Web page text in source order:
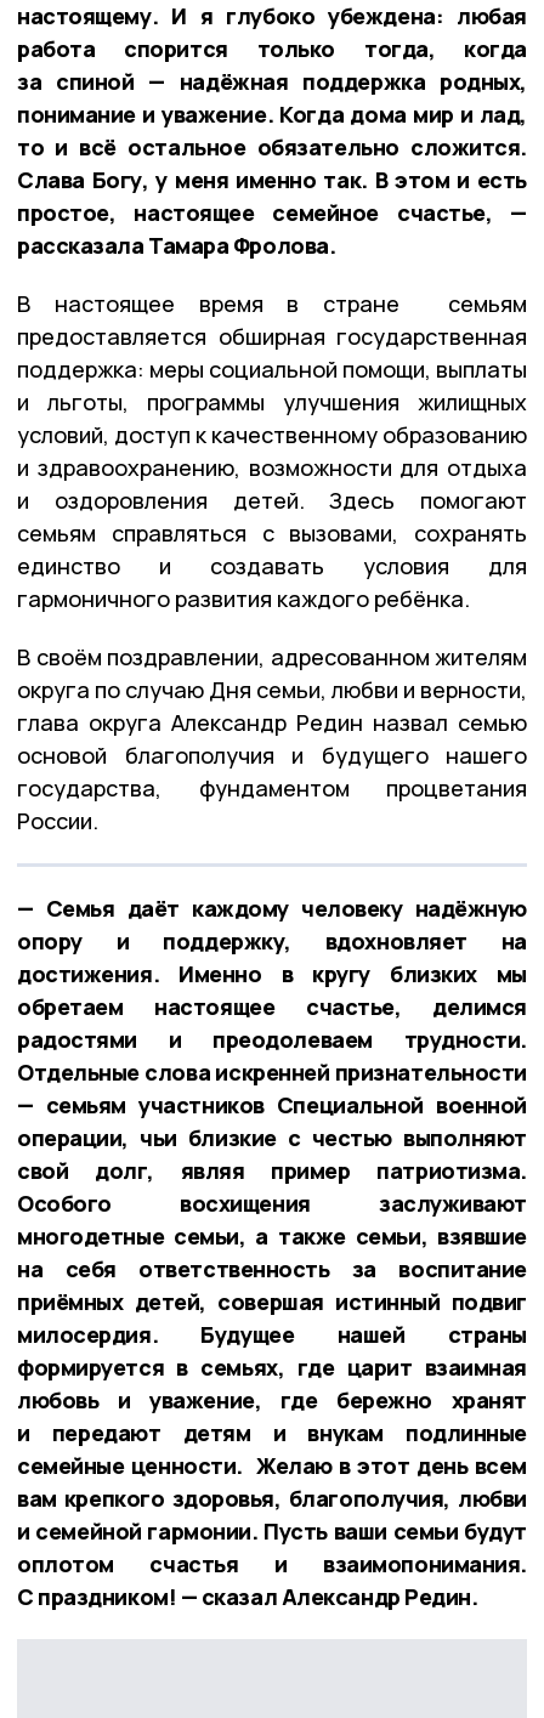
настоящему. И я глубоко убеждена: любая
работа спорится только тогда, когда
за спиной — надёжная поддержка родных,
понимание и уважение. Когда дома мир и лад,
то и всё остальное обязательно сложится.
Слава Богу, у меня именно так. В этом и есть
простое, настоящее семейное счастье, —
рассказала Тамара Фролова.
В настоящее время в стране семьям
предоставляется обширная государственная
поддержка: меры социальной помощи, выплаты
и льготы, программы улучшения жилищных
условий, доступ к качественному образованию
и здравоохранению, возможности для отдыха
и оздоровления детей. Здесь помогают
семьям справляться с вызовами, сохранять
единство и создавать условия для
гармоничного развития каждого ребёнка.
В своём поздравлении, адресованном жителям
округа по случаю Дня семьи, любви и верности,
глава округа Александр Редин назвал семью
основой благополучия и будущего нашего
государства, фундаментом процветания
России.
— Семья даёт каждому человеку надёжную
опору и поддержку, вдохновляет на
достижения. Именно в кругу близких мы
обретаем настоящее счастье, делимся
радостями и преодолеваем трудности.
Отдельные слова искренней признательности
— семьям участников Специальной военной
операции, чьи близкие с честью выполняют
свой долг, являя пример патриотизма.
Особого восхищения заслуживают
многодетные семьи, а также семьи, взявшие
на себя ответственность за воспитание
приёмных детей, совершая истинный подвиг
милосердия. Будущее нашей страны
формируется в семьях, где царит взаимная
любовь и уважение, где бережно хранят
и передают детям и внукам подлинные
семейные ценности. Желаю в этот день всем
вам крепкого здоровья, благополучия, любви
и семейной гармонии. Пусть ваши семьи будут
оплотом счастья и взаимопонимания.
С праздником! — сказал Александр Редин.